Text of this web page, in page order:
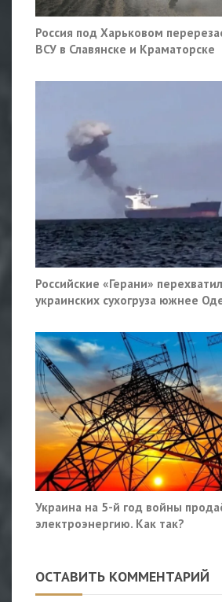
Россия под Харьковом
ВСУ в Славянске и Краматорске
Российские «Герани»
украинских сухогруза южнее
Украина на 5-й год войны
электроэнергию. Как так?
ОСТАВИТЬ КОММЕНТАРИЙ